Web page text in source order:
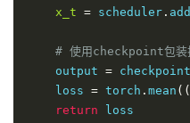
x_t = scheduler .
# 使用checkpoint包装
    output
= checkpoint
    loss
= torch . mean ((
return loss